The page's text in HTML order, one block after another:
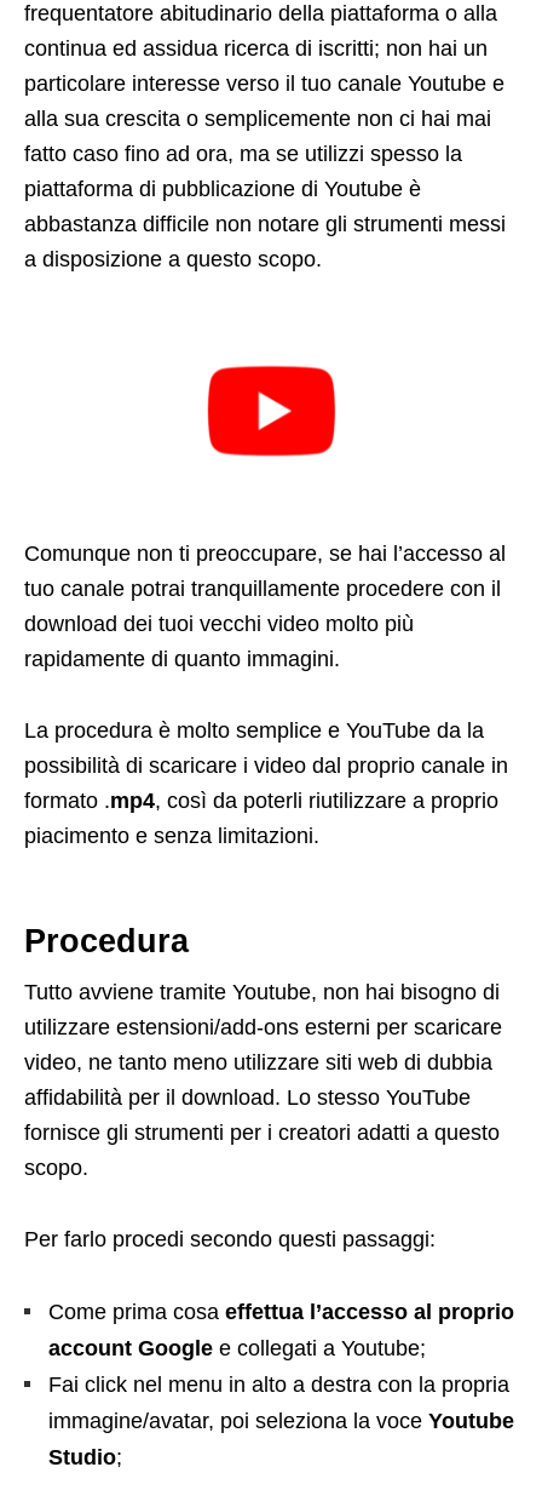
frequentatore abitudinario della piattaforma o alla
continua ed assidua ricerca di iscritti; non hai un
particolare interesse verso il tuo canale Youtube e
alla sua crescita o semplicemente non ci hai mai
fatto caso fino ad ora, ma se utilizzi spesso la
piattaforma di pubblicazione di Youtube è
abbastanza difficile non notare gli strumenti messi
a disposizione a questo scopo.
Comunque non ti preoccupare, se hai l’accesso al
tuo canale potrai tranquillamente procedere con il
download dei tuoi vecchi video molto più
rapidamente di quanto immagini.
La procedura è molto semplice e YouTube da la
possibilità di scaricare i video dal proprio canale in
formato .mp4, così da poterli riutilizzare a proprio
piacimento e senza limitazioni.
Procedura
Tutto avviene tramite Youtube, non hai bisogno di
utilizzare estensioni/add-ons esterni per scaricare
video, ne tanto meno utilizzare siti web di dubbia
affidabilità per il download. Lo stesso YouTube
fornisce gli strumenti per i creatori adatti a questo
scopo.
Per farlo procedi secondo questi passaggi:
Come prima cosa effettua l’accesso al proprio
account Google e collegati a Youtube;
Fai click nel menu in alto a destra con la propria
immagine/avatar, poi seleziona la voce Youtube
Studio;